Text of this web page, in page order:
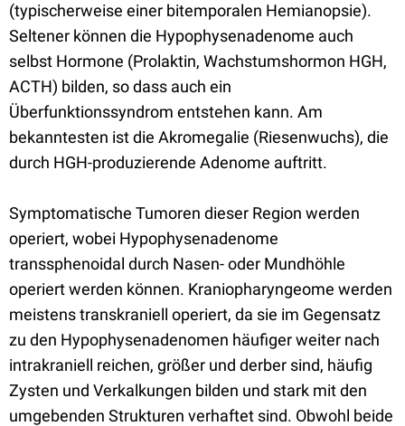
(typischerweise einer bitemporalen Hemianopsie).
Seltener können die Hypophysenadenome auch
selbst Hormone (Prolaktin, Wachstumshormon HGH,
ACTH) bilden, so dass auch ein
Überfunktionssyndrom entstehen kann. Am
bekanntesten ist die Akromegalie (Riesenwuchs), die
durch HGH-produzierende Adenome auftritt.
Symptomatische Tumoren dieser Region werden
operiert, wobei Hypophysenadenome
transsphenoidal durch Nasen- oder Mundhöhle
operiert werden können. Kraniopharyngeome werden
meistens transkraniell operiert, da sie im Gegensatz
zu den Hypophysenadenomen häufiger weiter nach
intrakraniell reichen, größer und derber sind, häufig
Zysten und Verkalkungen bilden und stark mit den
umgebenden Strukturen verhaftet sind. Obwohl beide